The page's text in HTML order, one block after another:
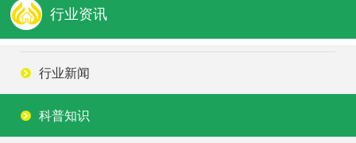
行业资讯
行业新闻
科普知识